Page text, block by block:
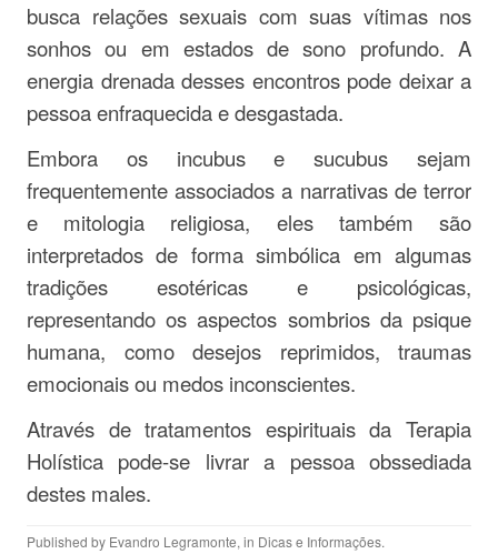
busca relações sexuais com suas vítimas nos
sonhos ou em estados de sono profundo. A
energia drenada desses encontros pode deixar a
pessoa enfraquecida e desgastada.
Embora os incubus e sucubus sejam
frequentemente associados a narrativas de terror
e mitologia religiosa, eles também são
interpretados de forma simbólica em algumas
tradições esotéricas e psicológicas,
representando os aspectos sombrios da psique
humana, como desejos reprimidos, traumas
emocionais ou medos inconscientes.
Através de tratamentos espirituais da Terapia
Holística pode-se livrar a pessoa obssediada
destes males.
Published by Evandro Legramonte, in Dicas e Informações.